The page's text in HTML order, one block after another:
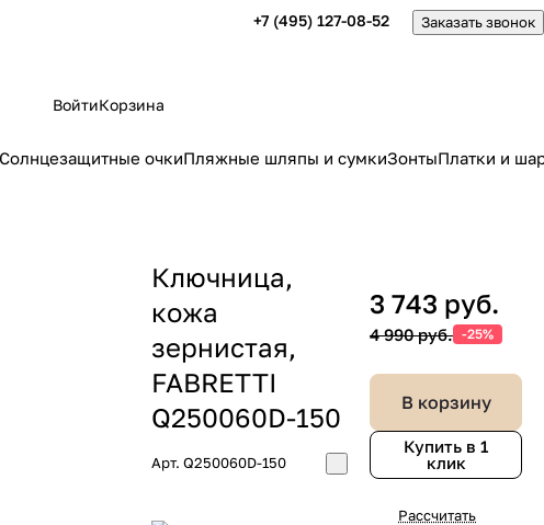
+7 (495) 127-08-52 Заказать звонок
ВойтиКорзина
Солнцезащитные очкиПляжные шляпы и сумкиЗонтыПлатки и
Ключница,
кожа
зернистая,
FABRETTI
Q250060D-150
Арт. Q250060D-150
3 743 руб.
4 990 руб. -25%
В корзину
Купить в 1
клик
Рассчитать